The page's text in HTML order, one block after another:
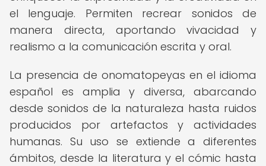
el lenguaje. Permiten recrear sonidos de
manera directa, aportando vivacidad y
realismo a la comunicación escrita y oral.
La presencia de onomatopeyas en el idioma
español es amplia y diversa, abarcando
desde sonidos de la naturaleza hasta ruidos
producidos por artefactos y actividades
humanas. Su uso se extiende a diferentes
ámbitos, desde la literatura y el cómic hasta